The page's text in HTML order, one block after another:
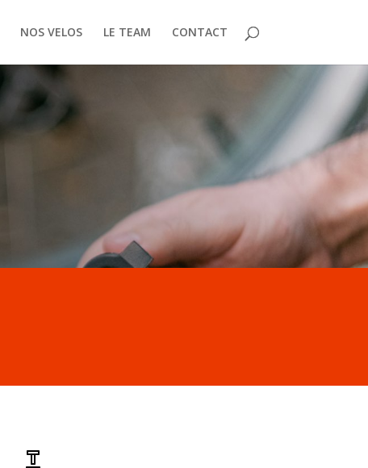
NOS VELOS LE TEAM CONTACT